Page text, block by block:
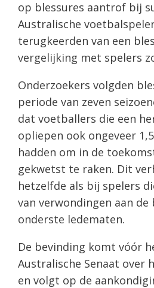
op blessures aantrof bij
Australische
terugkeerden van een
vergelijking met spelers
Onderzoekers volgden
periode van zeven
dat voetballers die een
opliepen ook ongeveer
hadden om in de
gekwetst te raken. Dit
hetzelfde als bij spelers
van verwondingen aan de
onderste ledematen.
De bevinding komt vóór
Australische Senaat over
en volgt op de